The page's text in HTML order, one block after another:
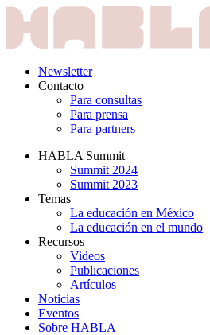
Newsletter
Contacto
Para consultas
Para prensa
Para partners
HABLA Summit
Summit 2024
Summit 2023
Temas
La educación en México
La educación en el mundo
Recursos
Videos
Publicaciones
Artículos
Noticias
Eventos
Sobre HABLA